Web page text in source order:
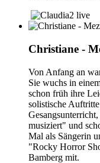
Christiane -
Von Anfang an
Sie wuchs in
schon früh ihre
solistische
musiziert" und
Mal als Sängerin
"Rocky Horror
Bamberg mit.